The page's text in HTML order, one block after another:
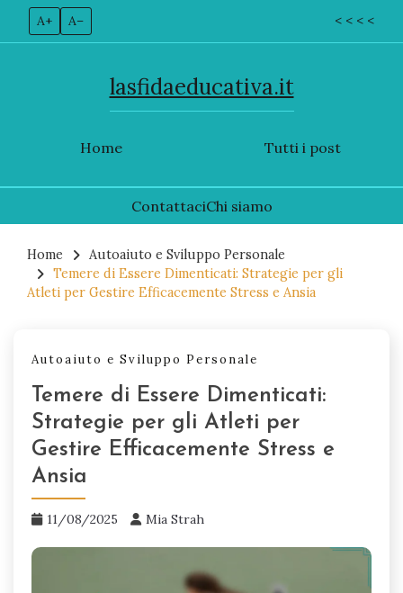
A+ A– < < < <
Home
lasfidaeducativa.it
Tutti i post
ContattaciChi siamo
content
Home
Autoaiuto e Sviluppo Personale
Temere di Essere Dimenticati: Strategie per gli
Atleti per Gestire Efficacemente Stress e Ansia
Autoaiuto e Sviluppo Personale
Temere di Essere Dimenticati:
Strategie per gli Atleti per
Gestire Efficacemente Stress e
Ansia
11/08/2025 Mia Strah